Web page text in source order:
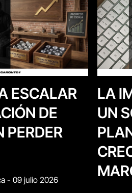
ESCALAR
DE
PERDER
- 09 julio 2026
LA
UN